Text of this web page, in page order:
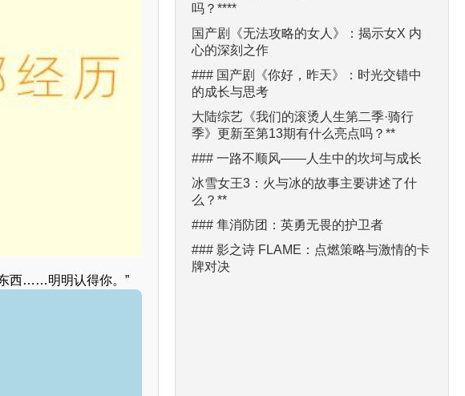
东西……明明认得你。”
吗？****
国产剧《无法攻略的女人》：揭示女X 内
心的深刻之作
### 国产剧《你好，昨天》：时光交错中
的成长与思考
大陆综艺《我们的滚烫人生第二季·骑行
季》更新至第13期有什么亮点吗？**
### 一路不顺风——人生中的坎坷与成长
冰雪女王3：火与冰的故事主要讲述了什
么？**
### 隼消防团：英勇无畏的护卫者
### 影之诗 FLAME：点燃策略与激情的卡
牌对决